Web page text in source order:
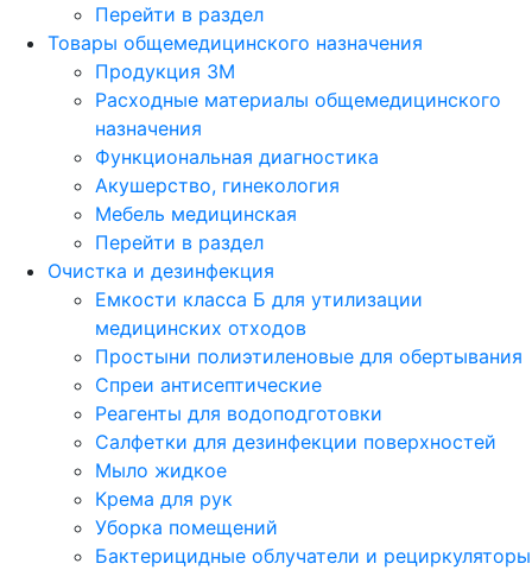
Перейти в раздел
Товары общемедицинского назначения
Продукция 3М
Расходные материалы общемедицинского
назначения
Функциональная диагностика
Акушерство, гинекология
Мебель медицинская
Перейти в раздел
Очистка и дезинфекция
Емкости класса Б для утилизации
медицинских отходов
Простыни полиэтиленовые для обертывания
Спреи антисептические
Реагенты для водоподготовки
Салфетки для дезинфекции поверхностей
Мыло жидкое
Крема для рук
Уборка помещений
Бактерицидные облучатели и рециркуляторы